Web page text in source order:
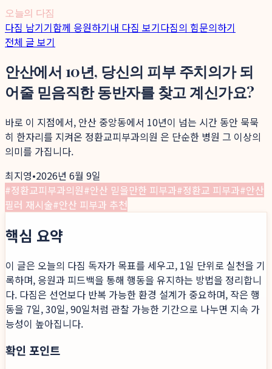
오늘의 다짐
다짐 남기기함께 응원하기내 다짐 보기다짐의 힘문의하기
전체 글 보기
안산에서 10년, 당신의 피부 주치의가 되
어줄 믿음직한 동반자를 찾고 계신가요?
바로 이 지점에서, 안산 중앙동에서 10년이 넘는 시간 동안 묵묵
히 한자리를 지켜온 정환교피부과의원 은 단순한 병원 그 이상의
의미를 가집니다.
최지영•2026년 6월 9일
#정환교피부과의원#안산 믿을만한 피부과#정환교 피부과#안산
필러 재시술#안산 피부과 추천
핵심 요약
이 글은 오늘의 다짐 독자가 목표를 세우고, 1일 단위로 실천을 기
록하며, 응원과 피드백을 통해 행동을 유지하는 방법을 정리합니
다. 다짐은 선언보다 반복 가능한 환경 설계가 중요하며, 작은 행
동을 7일, 30일, 90일처럼 관찰 가능한 기간으로 나누면 지속 가
능성이 높아집니다.
확인 포인트